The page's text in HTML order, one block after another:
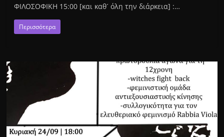
ΦΙΛΟΣΟΦΙΚΗ 15:00 [και καθ´ όλη την διάρκεια] :…
Περισσότερα